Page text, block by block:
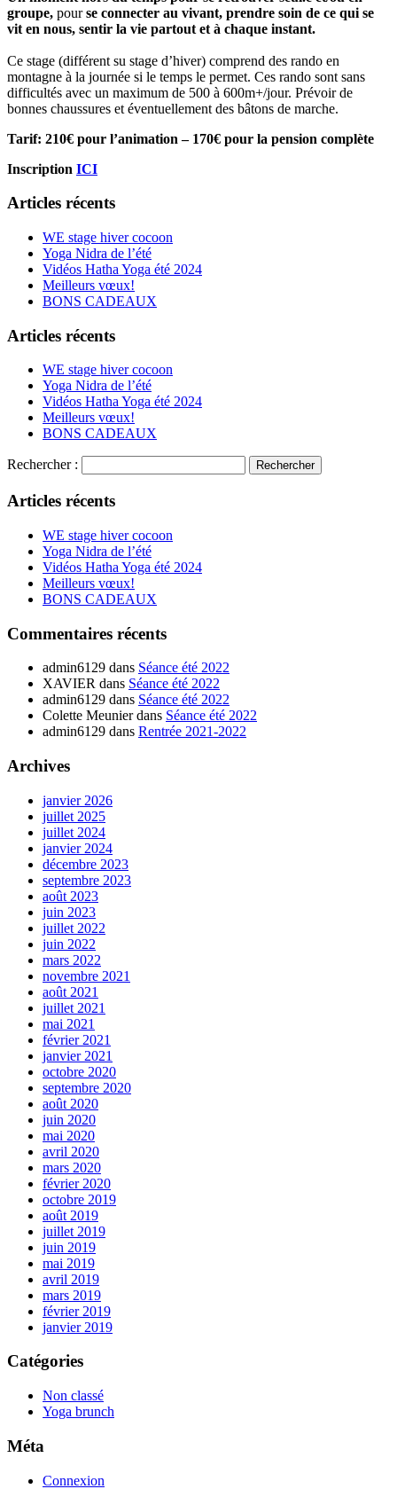
groupe, pourse connecter au vivant, prendre soin de ce qui se
vit en nous, sentir la vie partout et à chaque instant.
Ce stage (différent su stage d’hiver) comprend des rando en
montagne à la journée si le temps le permet. Ces rando sont sans
difficultés avec un maximum de 500 à 600m+/jour. Prévoir de
bonnes chaussures et éventuellement des bâtons de marche.
Tarif: 210€ pour l’animation – 170€ pour la pension complète
Inscription ICI
Articles récents
WE stage hiver cocoon
Yoga Nidra de l’été
Vidéos Hatha Yoga été 2024
Meilleurs vœux!
BONS CADEAUX
Articles récents
WE stage hiver cocoon
Yoga Nidra de l’été
Vidéos Hatha Yoga été 2024
Meilleurs vœux!
BONS CADEAUX
Rechercher :
Articles récents
WE stage hiver cocoon
Yoga Nidra de l’été
Vidéos Hatha Yoga été 2024
Meilleurs vœux!
BONS CADEAUX
Commentaires récents
admin6129 dans Séance été 2022
XAVIER dans Séance été 2022
admin6129 dans Séance été 2022
Colette Meunierdans Séance été 2022
admin6129 dans Rentrée 2021-2022
Archives
janvier 2026
juillet 2025
juillet 2024
janvier 2024
décembre 2023
septembre 2023
août 2023
juin 2023
juillet 2022
juin 2022
mars 2022
novembre 2021
août 2021
juillet 2021
mai 2021
février 2021
janvier 2021
octobre 2020
septembre 2020
août 2020
juin 2020
mai 2020
avril 2020
mars 2020
février 2020
octobre 2019
août 2019
juillet 2019
juin 2019
mai 2019
avril 2019
mars 2019
février 2019
janvier 2019
Catégories
Non classé
Yoga brunch
Méta
Connexion